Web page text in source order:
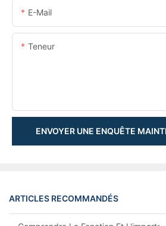
E-Mail
Teneur
ENVOYER UNE ENQUÊTE
ARTICLES RECOMMANDÉS